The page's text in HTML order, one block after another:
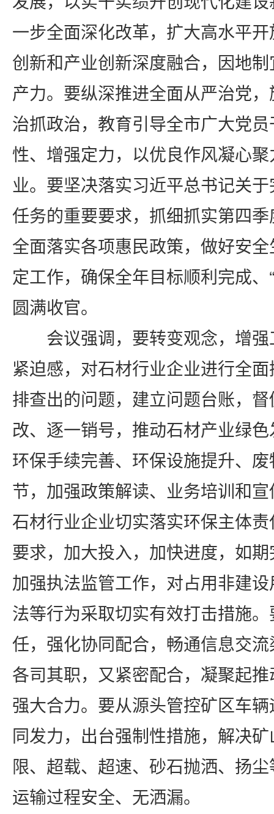
一步全面深化改革，扩大高水平
创新和产业创新深度融合，因地
产力。要纵深推进全面从严治党
治抓政治，教育引导全市广大党
性、增强定力，以优良作风凝心
业。要坚决落实习近平总书记关
任务的重要要求，抓细抓实第四
全面落实各项惠民政策，做好安
定工作，确保全年目标顺利完成、
圆满收官。
会议强调，要转变观念，增强
紧迫感，对石材行业企业进行全
排查出的问题，建立问题台账，
改、逐一销号，推动石材产业绿
环保手续完善、环保设施提升、
节，加强政策解读、业务培训和
石材行业企业切实落实环保主体
要求，加大投入，加快进度，如
加强执法监管工作，对占用非建
法等行为采取切实有效打击措施
任，强化协同配合，畅通信息交
各司其职，又紧密配合，凝聚起
强大合力。要从源头管控矿区车
同发力，出台强制性措施，解决
限、超载、超速、砂石抛洒、扬
运输过程安全、无洒漏。